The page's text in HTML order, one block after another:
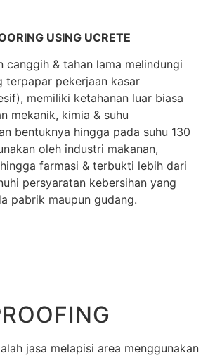
USING UCRETE
canggih & tahan lama melindungi
terpapar pekerjaan kasar
memiliki ketahanan luar biasa
mekanik, kimia & suhu
bentuknya hingga pada suhu 130
oleh industri makanan,
farmasi & terbukti lebih dari
persyaratan kebersihan yang
pabrik maupun gudang.
jasa melapisi area menggunakan